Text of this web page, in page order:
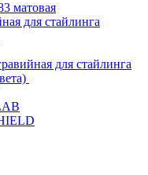
матовая
для стайлинга
для стайлинга